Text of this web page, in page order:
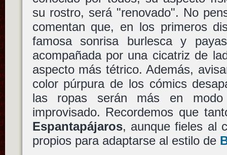
su rostro, será "renovado". No
comentan que, en los primeros
famosa sonrisa burlesca y
acompañada por una cicatriz de
aspecto más tétrico. Además,
color púrpura de los cómics
las ropas serán más en modo
improvisado. Recordemos que
Espantapájaros, aunque fieles al
propios para adaptarse al estilo de